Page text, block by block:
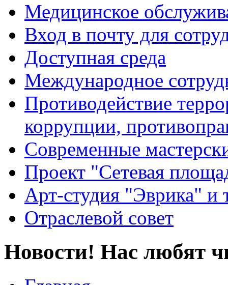
Медицинское
Вход в почту для
Доступная среда
Международное
Противодействие
коррупции,
Современные
Проект "Сетевая
Арт-студия "Эврика" и
Отраслевой совет
Новости! Нас любят